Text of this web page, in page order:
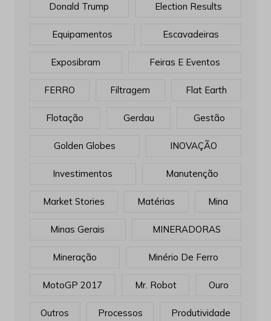
Donald Trump Election Results
Equipamentos Escavadeiras
Exposibram Feiras E Eventos
FERRO Filtragem Flat Earth
Flotação Gerdau Gestão
Golden Globes INOVAÇÃO
Investimentos Manutenção
Market Stories Matérias Mina
Minas Gerais MINERADORAS
Mineração Minério De Ferro
MotoGP 2017 Mr. Robot Ouro
Outros Processos Produtividade